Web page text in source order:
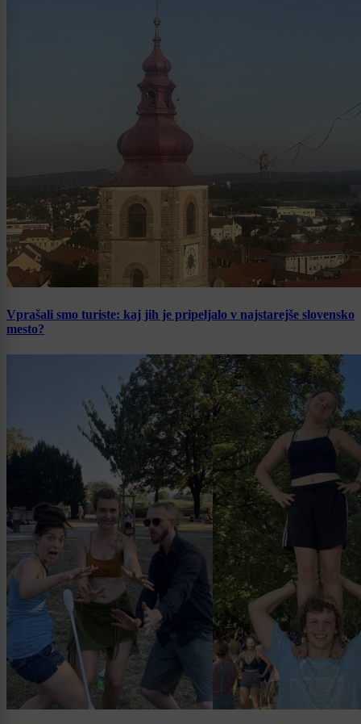
Vprašali smo turiste: kaj jih je pripeljalo v najstarejše slovensko
mesto?